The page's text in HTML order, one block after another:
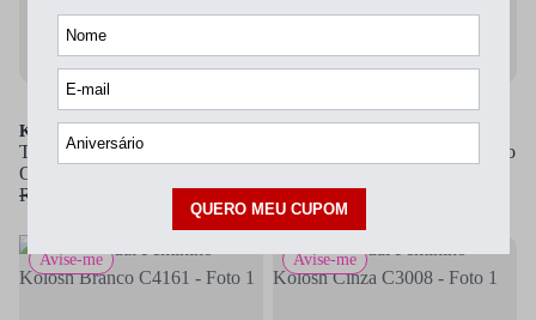
Kolosh
Tênis Casual Feminino Kolosh
Off White C3008
R$ 219,99
R$ 149,90
Coturno Feminino Kolosh Preto
R$ 249,99R$ 179,90
Avise-me Avise-me